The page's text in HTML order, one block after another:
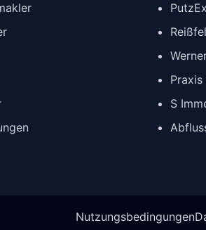
Nutzungsbedingungen